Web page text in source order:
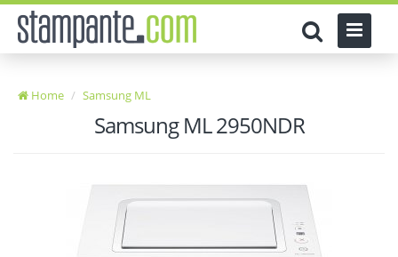
Home Samsung ML
Samsung ML 2950NDR